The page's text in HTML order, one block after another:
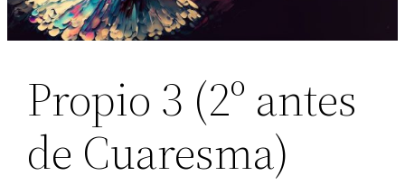
Propio 3 (2º antes
de Cuaresma)